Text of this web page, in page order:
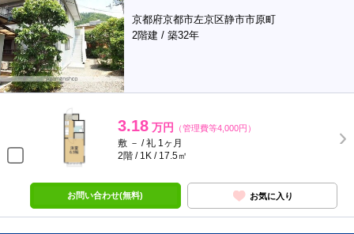
京都府京都市左京区静市市原町
2階建 / 築32年
3.18 万円 （管理費等4,000円）
敷 － / 礼 1ヶ月
2階 / 1K / 17.5㎡
お問い合わせ(無料) お気に入り